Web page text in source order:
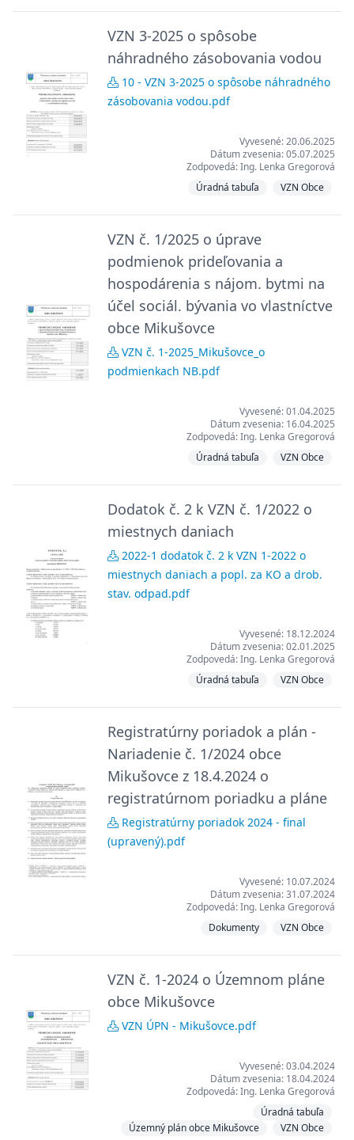
VZN 3-2025 o spôsobe
náhradného zásobovania vodou
10 - VZN 3-2025 o spôsobe náhradného
zásobovania vodou.pdf
Vyvesené: 20.06.2025
Dátum zvesenia: 05.07.2025
Zodpovedá: Ing. Lenka Gregorová
Úradná tabuľa
VZN Obce
VZN č. 1/2025 o úprave
podmienok prideľovania a
hospodárenia s nájom. bytmi na
účel sociál. bývania vo vlastníctve
obce Mikušovce
VZN č. 1-2025_Mikušovce_o
podmienkach NB.pdf
Vyvesené: 01.04.2025
Dátum zvesenia: 16.04.2025
Zodpovedá: Ing. Lenka Gregorová
Úradná tabuľa
VZN Obce
Dodatok č. 2 k VZN č. 1/2022 o
miestnych daniach
2022-1 dodatok č. 2 k VZN 1-2022 o
miestnych daniach a popl. za KO a drob.
stav. odpad.pdf
Vyvesené: 18.12.2024
Dátum zvesenia: 02.01.2025
Zodpovedá: Ing. Lenka Gregorová
Úradná tabuľa
VZN Obce
Registratúrny poriadok a plán -
Nariadenie č. 1/2024 obce
Mikušovce z 18.4.2024 o
registratúrnom poriadku a pláne
Registratúrny poriadok 2024 - final
(upravený).pdf
Vyvesené: 10.07.2024
Dátum zvesenia: 31.07.2024
Zodpovedá: Ing. Lenka Gregorová
Dokumenty
VZN Obce
VZN č. 1-2024 o Územnom pláne
obce Mikušovce
VZN ÚPN - Mikušovce.pdf
Vyvesené: 03.04.2024
Dátum zvesenia: 18.04.2024
Zodpovedá: Ing. Lenka Gregorová
Úradná tabuľa
Územný plán obce Mikušovce
VZN Obce